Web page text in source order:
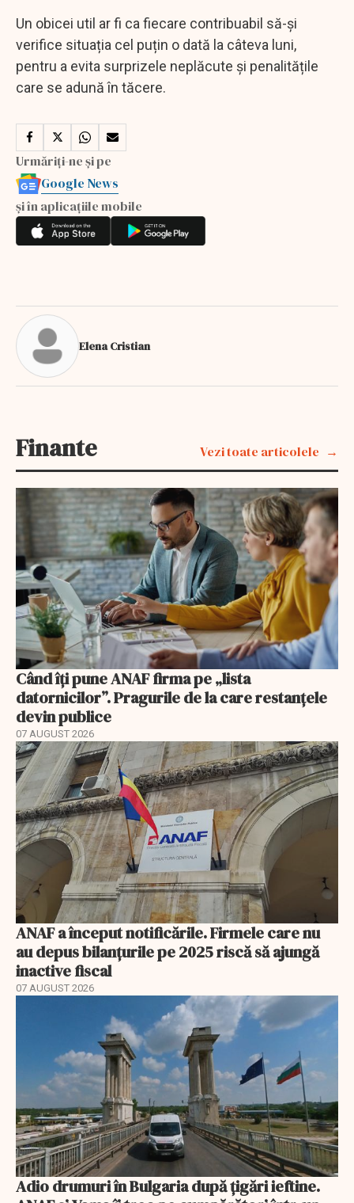
Un obicei util ar fi ca fiecare contribuabil să-și
verifice situația cel puțin o dată la câteva luni,
pentru a evita surprizele neplăcute și penalitățile
care se adună în tăcere.
Urmăriți-ne și pe
Google News
și în aplicațiile mobile
Elena Cristian
Finante Vezi toate articolele
Când îți pune ANAF firma pe „lista
datornicilor”. Pragurile de la care restanțele
devin publice
07 AUGUST 2026
ANAF a început notificările. Firmele care nu
au depus bilanțurile pe 2025 riscă să ajungă
inactive fiscal
07 AUGUST 2026
Adio drumuri în Bulgaria după țigări ieftine.